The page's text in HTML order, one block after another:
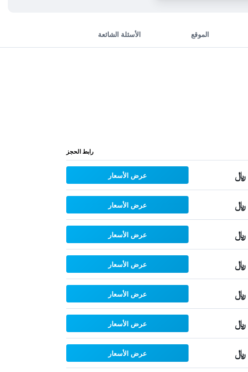
الموقع الأسئلة الشائعة
رابط الحجز
عرض الأسعار
عرض الأسعار
عرض الأسعار
عرض الأسعار
عرض الأسعار
عرض الأسعار
عرض الأسعار